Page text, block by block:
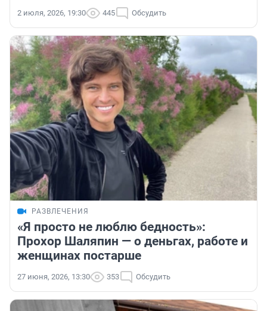
2 июля, 2026, 19:30 445 Обсудить
РАЗВЛЕЧЕНИЯ
«Я просто не люблю бедность»:
Прохор Шаляпин — о деньгах, работе и
женщинах постарше
27 июня, 2026, 13:30 353 Обсудить